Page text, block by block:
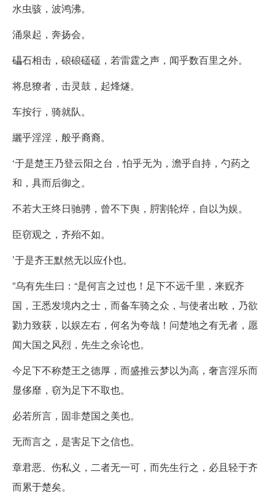
水虫骇，波鸿沸。
涌泉起，奔扬会。
礧石相击，硠硠礚礚，若雷霆之声，闻乎数百里之外。
将息獠者，击灵鼓，起烽燧。
车按行，骑就队。
纚乎淫淫，般乎裔裔。
‘于是楚王乃登云阳之台，怕乎无为，澹乎自持，勺药之
和，具而后御之。
不若大王终日驰骋，曾不下舆，脟割轮焠，自以为娱。
臣窃观之，齐殆不如。
’于是齐王默然无以应仆也。
”乌有先生曰：“是何言之过也！足下不远千里，来贶齐
国，王悉发境内之士，而备车骑之众，与使者出畋，乃欲
勠力致获，以娱左右，何名为夸哉！问楚地之有无者，愿
闻大国之风烈，先生之余论也。
今足下不称楚王之德厚，而盛推云梦以为高，奢言淫乐而
显侈靡，窃为足下不取也。
必若所言，固非楚国之美也。
无而言之，是害足下之信也。
章君恶、伤私义，二者无一可，而先生行之，必且轻于齐
而累于楚矣。